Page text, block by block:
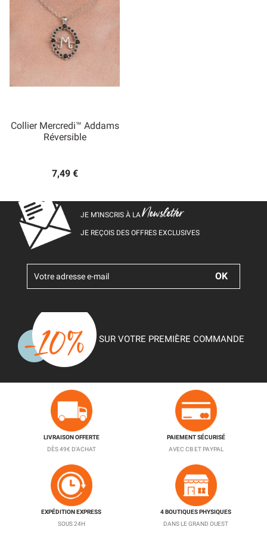
Collier Mercredi™ Addams
Réversible
7,49 €
JE M’INSCRIS À LANewsletter
JE REÇOIS DES OFFRES EXCLUSIVES
SUR VOTRE PREMIÈRE COMMANDE
LIVRAISON OFFERTE
DÈS 49€ D'ACHAT
PAIEMENT SÉCURISÉ
AVEC CB ET PAYPAL
EXPÉDITION EXPRESS
SOUS 24H
4 BOUTIQUES PHYSIQUES
DANS LE GRAND OUEST